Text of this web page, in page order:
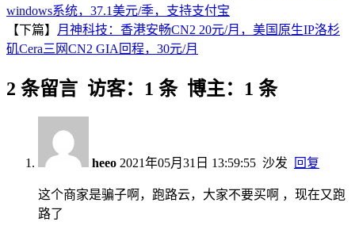
windows系统，37.1美元/季，支持支付宝
【下篇】
月神科技：香港安畅CN2 20元/月，美国原生IP洛杉
矶Cera三网CN2 GIA回程，30元/月
2 条留言 访客：1 条 博主：1 条
heeo 2021年05月31日 13:59:55 沙发 回复
这个商家是骗子啊，跑路云，大家不要买啊 ，现在又跑
路了